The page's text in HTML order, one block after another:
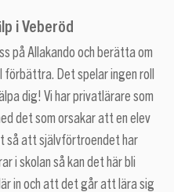
i Veberöd
på Allakando och berätta om
förbättra. Det spelar ingen roll
dig! Vi har privatlärare som
det som orsakar att en elev
så att självförtroendet har
i skolan så kan det här bli
in och att det går att lära sig